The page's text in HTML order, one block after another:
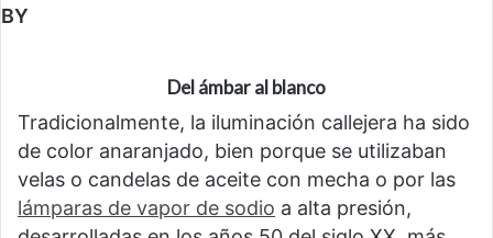
BY
Del ámbar al blanco
Tradicionalmente, la iluminación callejera ha sido
de color anaranjado, bien porque se utilizaban
velas o candelas de aceite con mecha o por las
lámparas de vapor de sodio a alta presión,